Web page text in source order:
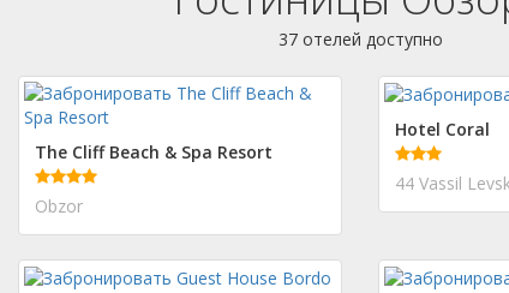
37 отелей доступно
The Cliff Beach & Spa Resort
Obzor
Hotel Coral
44 Vassil